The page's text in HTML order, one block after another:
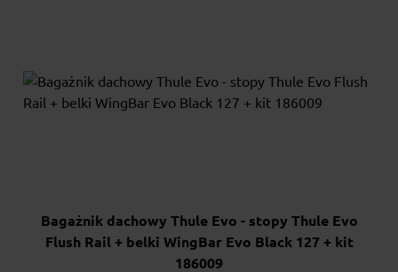
Bagażnik dachowy Thule Evo - stopy Thule Evo
Flush Rail + belki WingBar Evo Black 127 + kit
186009